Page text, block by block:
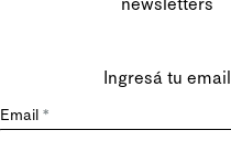
Ingresá tu email
Email *